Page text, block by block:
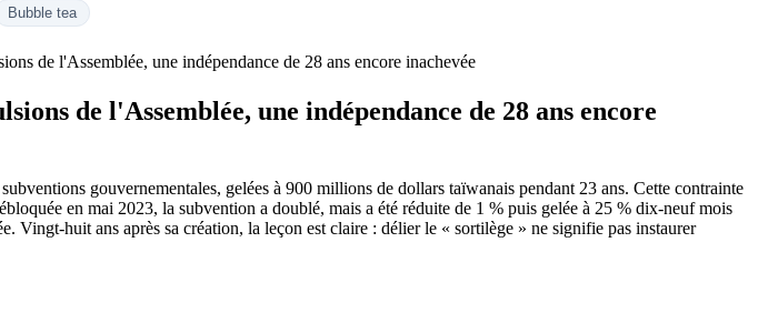
Bubble tea
de l'Assemblée, une indépendance de 28 ans encore inachevée
de l'Assemblée, une indépendance de 28 ans encore
gouvernementales, gelées à 900 millions de dollars taïwanais pendant 23 ans. Cette contrainte
en mai 2023, la subvention a doublé, mais a été réduite de 1 % puis gelée à 25 % dix-neuf mois
huit ans après sa création, la leçon est claire : délier le « sortilège » ne signifie pas instaurer